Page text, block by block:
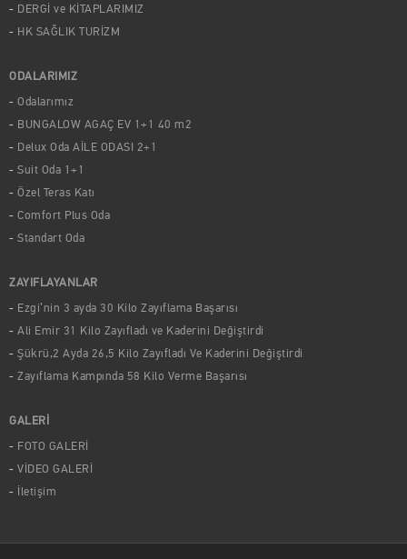
DERGİ ve KİTAPLARIMIZ
HK SAĞLIK TURİZM
ODALARIMIZ
Odalarımız
BUNGALOW AGAÇ EV 1+1 40 m2
Delux Oda AİLE ODASI 2+1
Suit Oda 1+1
Özel Teras Katı
Comfort Plus Oda
Standart Oda
ZAYIFLAYANLAR
Ezgi’nin 3 ayda 30 Kilo Zayıflama Başarısı
Ali Emir 31 Kilo Zayıfladı ve Kaderini Değiştirdi
Şükrü,2 Ayda 26,5 Kilo Zayıfladı Ve Kaderini Değiştirdi
Zayıflama Kampında 58 Kilo Verme Başarısı
GALERİ
FOTO GALERİ
VİDEO GALERİ
İletişim